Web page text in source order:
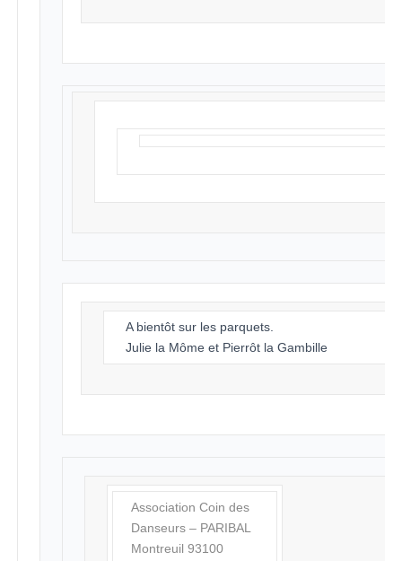
A bientôt sur les parquets.
Julie la Môme et Pierrôt la Gambille
Association Coin des
Danseurs – PARIBAL
Montreuil 93100